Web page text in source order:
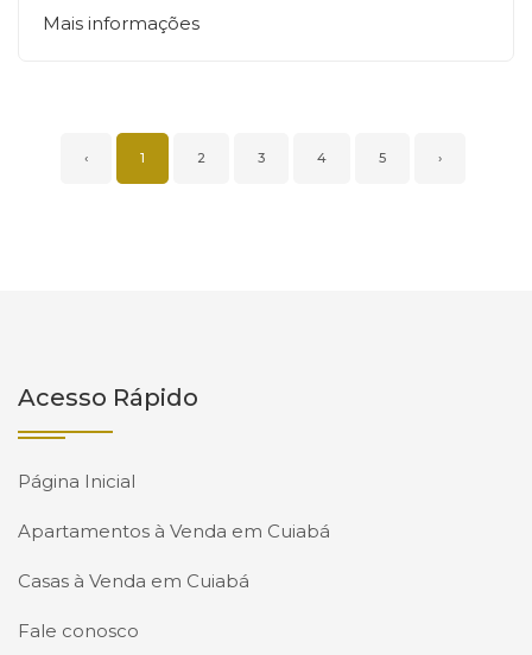
Mais informações
‹ 1 2 3 4 5 ›
Acesso Rápido
Página Inicial
Apartamentos à Venda em Cuiabá
Casas à Venda em Cuiabá
Fale conosco